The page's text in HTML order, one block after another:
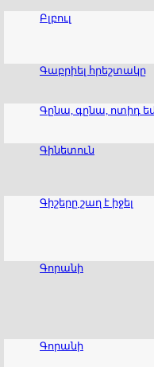
Բլբուլ
Գաբրիել հրեշտակը
Գընա, գընա, ոտիդ
Գինետուն
Գիշերը շաղ է իջել
Գորանի
Գորանի